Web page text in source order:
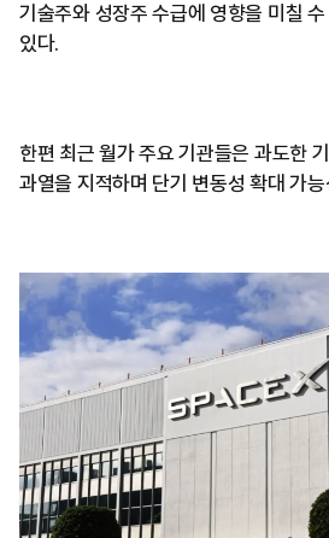
기술주와 성장주 수급에 영향을 미칠
있다.
한편 최근 월가 주요 기관들은 과도한
과열을 지적하며 단기 변동성 확대 가